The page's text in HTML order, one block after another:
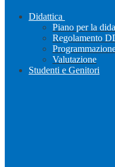
Didattica
Piano per la
Regolamento
Valutazione
Studenti e Genitori